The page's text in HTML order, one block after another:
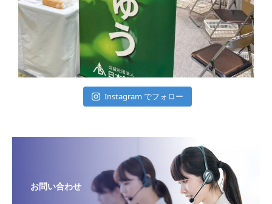
Instagram でフォロー
お問い合わせ